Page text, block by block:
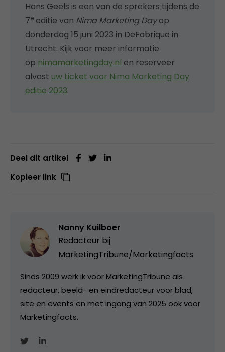
Hans Geels is een van de sprekers tijdens de
7e editie van Nima Marketing Dayop
donderdag 15 juni 2023 in DeFabrique in
Utrecht. Kijk voor meer informatie
op nimamarketingday.nl en reserveer
alvast uw ticket voor Nima Marketing Day
editie 2023.
Deel dit artikel
Kopieer link
Nanny Kuilboer
Redacteur bij
MarketingTribune/Marketingfacts
Sinds 2009 werk ik voor MarketingTribune als
redacteur, beeld- en eindredacteur voor blad,
site en events en met ingang van 2025 ook voor
Marketingfacts.